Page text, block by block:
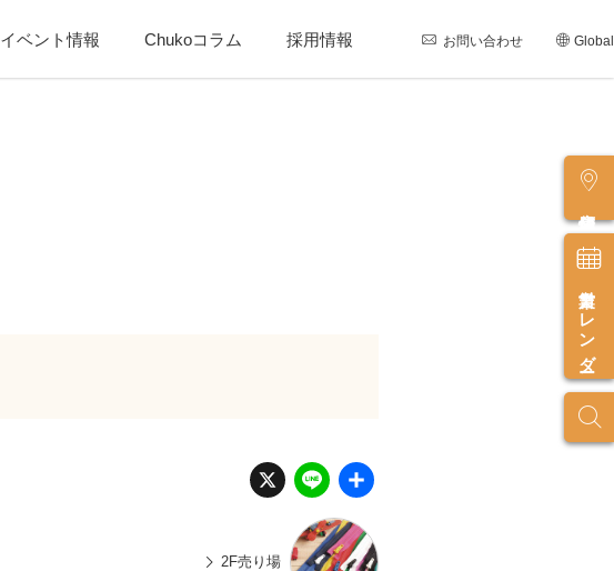
イベント情報 Chukoコラム 採用情報 お問い合わせ Global
営業カレンダー
X Li
n
e
2F売り場